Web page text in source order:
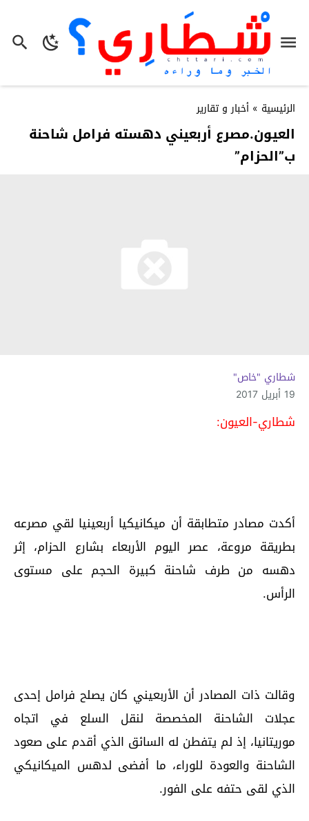
الرئيسية » أخبار و تقارير
العيون.مصرع أربعيني دهسته فرامل شاحنة
ب”الحزام”
شطاري "خاص"
19 أبريل 2017
شطاري-العيون:
أكدت مصادر متطابقة أن ميكانيكيا أربعينيا لقي مصرعه
بطريقة مروعة، عصر اليوم الأربعاء بشارع الحزام، إثر
دهسه من طرف شاحنة كبيرة الحجم على مستوى
الرأس.
وقالت ذات المصادر أن الأربعيني كان يصلح فرامل إحدى
عجلات الشاحنة المخصصة لنقل السلع في اتجاه
موريتانيا، إذ لم يتفطن له السائق الذي أقدم على صعود
الشاحنة والعودة للوراء، ما أفضى لدهس الميكانيكي
الذي لقى حتفه على الفور.